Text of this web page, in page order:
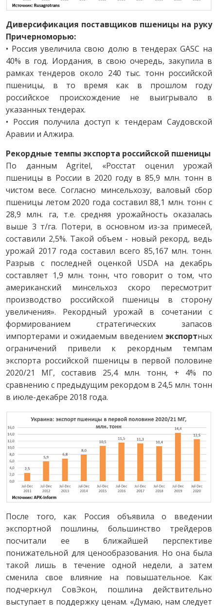
Диверсификация поставщиков пшеницы на руку
Причерноморью:
• Россия увеличила свою долю в тендерах GASC на
40% в год. Иордания, в свою очередь, закупила в
рамках тендеров около 240 тыс. тонн российской
пшеницы, в то время как в прошлом году
российское происхождение не выигрывало в
указанных тендерах.
• Россия получила доступ к тендерам Саудовской
Аравии и Алжира.
Рекордные темпы экспорта российской пшеницы
По данным Agritel, «Росстат оценил урожай
пшеницы в России в 2020 году в 85,9 млн. тонн в
чистом весе. Согласно минсельхозу, валовый сбор
пшеницы летом 2020 года составил 88,1 млн. тонн с
28,9 млн. га, т.е. средняя урожайность оказалась
выше 3 т/га. Потери, в основном из-за примесей,
составили 2,5%. Такой объем - новый рекорд, ведь
урожай 2017 года составил всего 85,167 млн. тонн.
Разрыв с последней оценкой USDA на декабрь
составляет 1,9 млн. тонн, что говорит о том, что
американский минсельхоз скоро пересмотрит
производство российской пшеницы в сторону
увеличения». Рекордный урожай в сочетании с
формированием стратегических запасов
импортерами и ожидаемым введением экспортных
ограничений привели к рекордным темпам
экспорта российской пшеницы в первой половине
2020/21 МГ, составив 25,4 млн. тонн, + 4% по
сравнению с предыдущим рекордом в 24,5 млн. тонн
в июле-декабре 2018 года.
После того, как Россия объявила о введении
экспортной пошлины, большинство трейдеров
посчитали ее в ближайшей перспективе
понижательной для ценообразования. Но она была
такой лишь в течение одной недели, а затем
сменила свое влияние на повышательное. Как
подчеркнул СовЭкон, пошлина действительно
выступает в поддержку ценам. «Думаю, нам следует